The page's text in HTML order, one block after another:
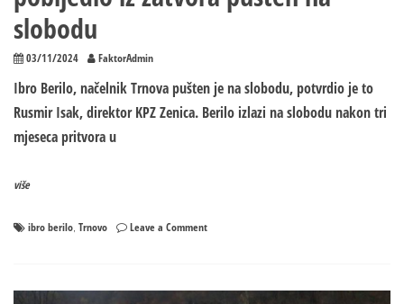
slobodu
03/11/2024 FaktorAdmin
Ibro Berilo, načelnik Trnova pušten je na slobodu, potvrdio je to
Rusmir Isak, direktor KPZ Zenica. Berilo izlazi na slobodu nakon tri
mjeseca pritvora u
više
ibro berilo, Trnovo Leave a Commenton